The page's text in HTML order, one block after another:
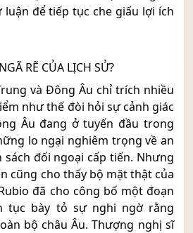
để tiếp tục che giấu lợi ích
RẼ CỦA LỊCH SỬ?
và Đông Âu chỉ trích nhiều
như thế đòi hỏi sự cảnh giác
Âu đang ở tuyến đầu trong
lo ngại nghiêm trọng về an
đối ngoại cấp tiến. Nhưng
cũng cho thấy bộ mặt thật của
đã cho công bố một đoạn
tục bày tỏ sự nghi ngờ rằng
bộ châu Âu. Thượng nghị sĩ